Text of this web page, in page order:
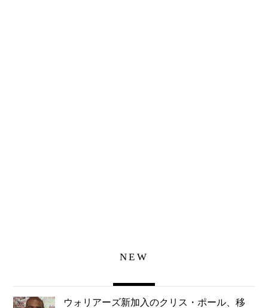
NEW
ウォリアーズ新加入のクリス・ポール、移